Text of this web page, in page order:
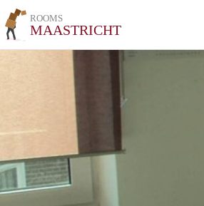
ROOMS
MAASTRICHT